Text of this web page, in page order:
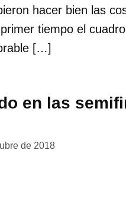
hacer bien las
tiempo el
[…]
en las
de 2018